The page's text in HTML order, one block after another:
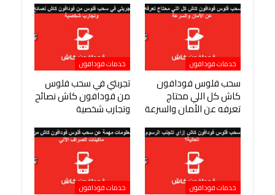
خدمات فودافون
سحب فلوس فودافون
كاش كل اللي محتاج
تعرفه عن الأمان والسرعة
خدمات فودافون
تجربتي في سحب فلوس
من فودافون كاش نصائح
وتجارب شخصية
خدمات فودافون خدمات فودافون